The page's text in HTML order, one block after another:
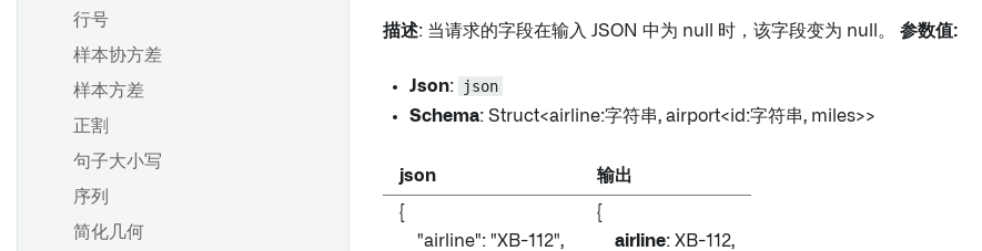
行号
样本协方差
样本方差
正割
句子大小写
序列
简化几何
描述: 当请求的字段在输入 JSON 中为 null 时，该字段变为 null。 参数值:
Json:
json
Schema: Struct<airline:字符串, airport<id:字符串, miles>>
json 输出
{
"airline": "XB-112",
{
airline: XB-112,